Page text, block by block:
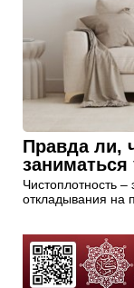
Правда ли,
заниматься
Чистоплотность
откладывания на